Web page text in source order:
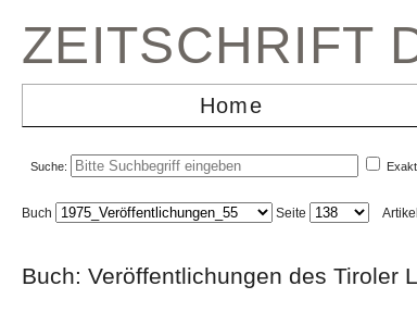
ZEITSCHRIFT
Home
Suche:
Buch Seite
Buch: Veröffentlichungen des